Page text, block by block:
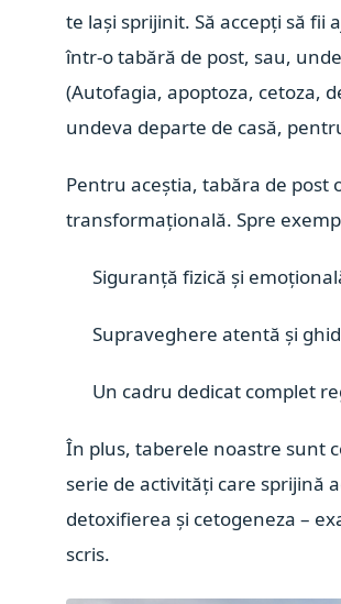
te lași sprijinit. Să accepți să fii
într-o tabără de post, sau,
(Autofagia, apoptoza, cetoza,
undeva departe de casă,
Pentru aceștia, tabăra de
transformațională. Spre
Siguranță fizică și
Supraveghere atentă și
Un cadru dedicat complet
În plus, taberele noastre sunt
serie de activități care sprijină
detoxifierea și cetogeneza –
scris.